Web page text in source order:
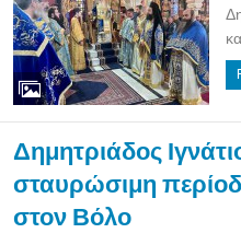
Δημητριάδος
σταυρώσιμη
στον Βόλο